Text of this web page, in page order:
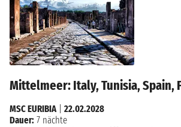
Mittelmeer: Italy, Tunisia, Spain,
MSC EURIBIA
22.02.2028
Dauer: 7 nächte